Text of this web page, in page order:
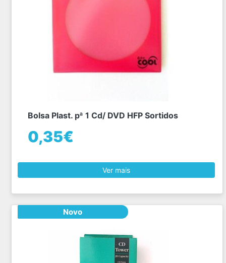
Bolsa Plast. pª 1 Cd/ DVD HFP Sortidos
0,35€
Ver mais
Novo